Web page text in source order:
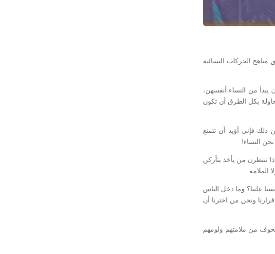
الحركات النسائية
يبدأ من النساء أنفسهن،
بكل الطرق أن تكون
ذلك فإني أؤيد أن تتمتع
النساء!
تنتظرن من يأخذ بثأركن
الملامة.
علينا؟ وما دخل الناس
ونحن من اخترنا أن
من ملامتهم ولومهم